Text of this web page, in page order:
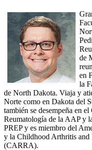
de
en
la
de North Dakota. Viaja y
Norte como en Dakota del
también se desempeña en
Reumatología de la AAP y
PREP y es miembro del
y la Childhood Arthritis and
(CARRA).​